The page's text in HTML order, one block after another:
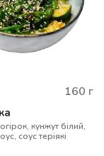
160 г
кунжут білий,
соус теріякі